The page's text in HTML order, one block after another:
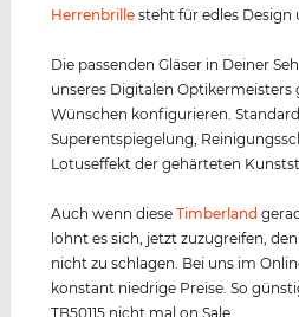
Herrenbrille steht für edles Design
Die passenden Gläser in Deiner
unseres Digitalen Optikermeisters
Wünschen konfigurieren.
Superentspiegelung,
Lotuseffekt der gehärteten
Auch wenn dieseTimberland
lohnt es sich, jetzt zuzugreifen,
nicht zu schlagen. Bei uns im
konstant niedrige Preise. So
TB50115 nicht mal on Sale.